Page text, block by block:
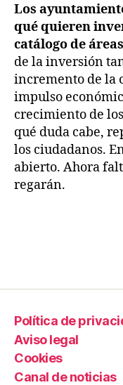
Los
qué quieren
catálogo de
de la inversión
incremento de la
impulso
crecimiento de
qué duda cabe,
los ciudadanos.
abierto. Ahora
regarán.
Política de
Aviso legal
Cookies
Canal de noticias